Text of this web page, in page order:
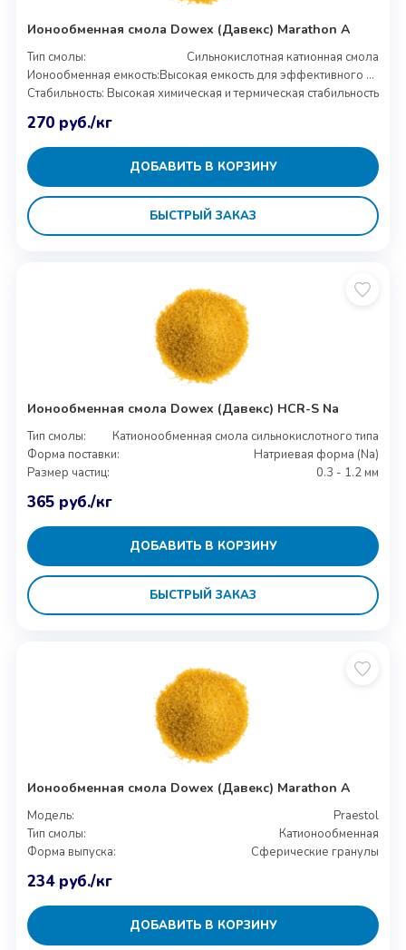
Ионообменная смола Dowex (Давекс) Marathon A
Тип смолы:
Сильнокислотная катионная смола
Ионообменная емкость:
Высокая емкость для эффективного удаления ионов
Стабильность: Высокая химическая и термическая стабильность
270 руб./кг
ДОБАВИТЬ В КОРЗИНУ
БЫСТРЫЙ ЗАКАЗ
Ионообменная смола Dowex (Давекс) HCR-S Na
Тип смолы:
Катионообменная смола сильнокислотного типа
Форма поставки:
Натриевая форма (Na)
Размер частиц:
0.3 - 1.2 мм
365 руб./кг
ДОБАВИТЬ В КОРЗИНУ
БЫСТРЫЙ ЗАКАЗ
Ионообменная смола Dowex (Давекс) Marathon A
Модель:
Praestol
Тип смолы:
Катионообменная
Форма выпуска:
Сферические гранулы
234 руб./кг
ДОБАВИТЬ В КОРЗИНУ